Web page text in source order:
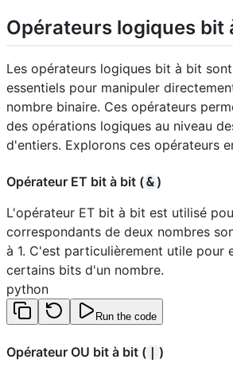
Opérateurs logiques bit
Les opérateurs logiques bit à bit
essentiels pour manipuler
nombre binaire. Ces opérateurs
des opérations logiques au niveau
d'entiers. Explorons ces opérateurs
Opérateur ET bit à bit (&)
L'opérateur ET bit à bit est utilisé
correspondants de deux nombres
à 1. C'est particulièrement utile pour
certains bits d'un nombre.
python
Run the code
Opérateur OU bit à bit ( )